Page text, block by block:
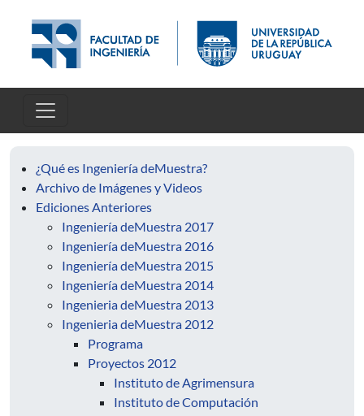
¿Qué es Ingeniería deMuestra?
Archivo de Imágenes y Videos
Ediciones Anteriores
Ingeniería deMuestra 2017
Ingeniería deMuestra 2016
Ingeniería deMuestra 2015
Ingeniería deMuestra 2014
Ingenieria deMuestra 2013
Ingenieria deMuestra 2012
Programa
Proyectos 2012
Instituto de Agrimensura
Instituto de Computación